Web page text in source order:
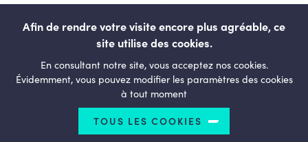
LESENGAGÉS.BE
© Copyright 2026 Le courage de changer - Tous droits
Afin de rendre votre visite encore plus agréable, ce
site utilise des cookies.
En consultant notre site, vous acceptez nos cookies.
Évidemment, vous pouvez modifier les paramètres des cookies
à tout moment
TOUS LES COOKIES